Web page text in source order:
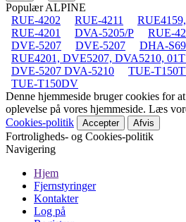
Populær ALPINE
RUE-4202
RUE-4211
RUE-4201
DVA-5205/P RUE-
DVE-5207
DVE-5207
DHA-
RUE4201, DVE5207, DVA5210,
DVE-5207 DVA-5210
TUE-
TUE-T150DV
Denne hjemmeside bruger cookies for
oplevelse på vores hjemmeside. Læs
Cookies-politik
Accepter Afvis
Fortroligheds- og Cookies-politik
Navigering
Hjem
Fjernstyringer
Kontakter
Log på